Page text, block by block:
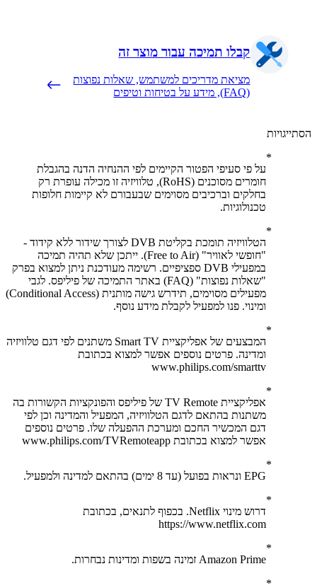
קבלו תמיכה עבור מוצר זה
מציאת מדריכים למשתמש, שאלות נפוצות
על פי סעיפי הפטור הקיימים לפי ההנחיה הדנה בהגבלת
חומרים מסוכנים (RoHS), טלוויזיה זו מכילה עופרת רק
בחלקים וברכיבים מסוימים שבעבורם לא קיימות חלופות
טכנולוגיות.
הטלוויזיה תומכת בקליטת DVB לצורך שידור ללא קידוד -
"חופשי לאוויר" (Free to Air). ייתכן שלא תהיה תמיכה
במפעילי DVB ספציפיים. רשימה מעודכנת ניתן למצוא בפרק
"שאלות נפוצות" (FAQ) באתר התמיכה של פיליפס. לגבי
מפעילים מסוימים, תידרש גישה מותנית (Conditional Access)
ומינוי. פנו למפעיל לקבלת מידע נוסף.
המבצעים של אפליקציית Smart TV משתנים לפי דגם טלוויזיה
ומדינה. פרטים נוספים אפשר למצוא בכתובת
www.philips.com/smarttv
אפליקציית TV Remote של פיליפס והפונקציות הקשורות בה
משתנות בהתאם לדגם הטלוויזיה, המפעיל והמדינה וכן לפי
דגם המכשיר החכם ומערכת ההפעלה שלו. פרטים נוספים
אפשר למצוא בכתובת www.philips.com/TVRemoteapp
דרוש מינוי Netflix. בכפוף לתנאים, בכתובת
https://www.netflix.com
Amazon Prime זמינה בשפות ומדינות נבחרות.